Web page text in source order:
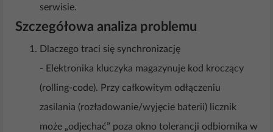
serwisie.
Szczegółowa analiza problemu
Dlaczego traci się synchronizację
‑ Elektronika kluczyka magazynuje kod kroczący
(rolling-code). Przy całkowitym odłączeniu
zasilania (rozładowanie/wyjęcie baterii) licznik
może „odjechać” poza okno tolerancji odbiornika w